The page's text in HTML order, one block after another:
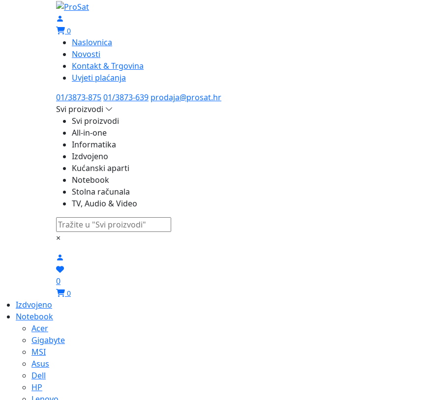
0
Naslovnica
Novosti
Kontakt & Trgovina
Uvjeti plaćanja
01/3873-87501/3873-639 prodaja@prosat.hr
Svi proizvodi
Svi proizvodi
All-in-one
Informatika
Izdvojeno
Kućanski aparti
Notebook
Stolna računala
TV, Audio & Video
×
0
0
Izdvojeno
Notebook
Acer
Gigabyte
MSI
Asus
Dell
HP